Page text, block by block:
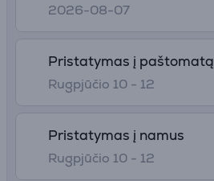
2026-08-07
Pristatymas į paštomatą
Rugpjūčio 10 - 12
Pristatymas į namus
Rugpjūčio 10 - 12